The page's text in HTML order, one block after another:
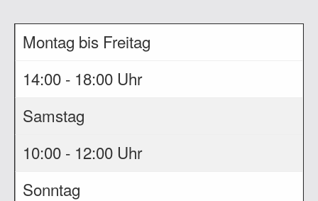
Montag bis Freitag
14:00 - 18:00 Uhr
Samstag
10:00 - 12:00 Uhr
Sonntag